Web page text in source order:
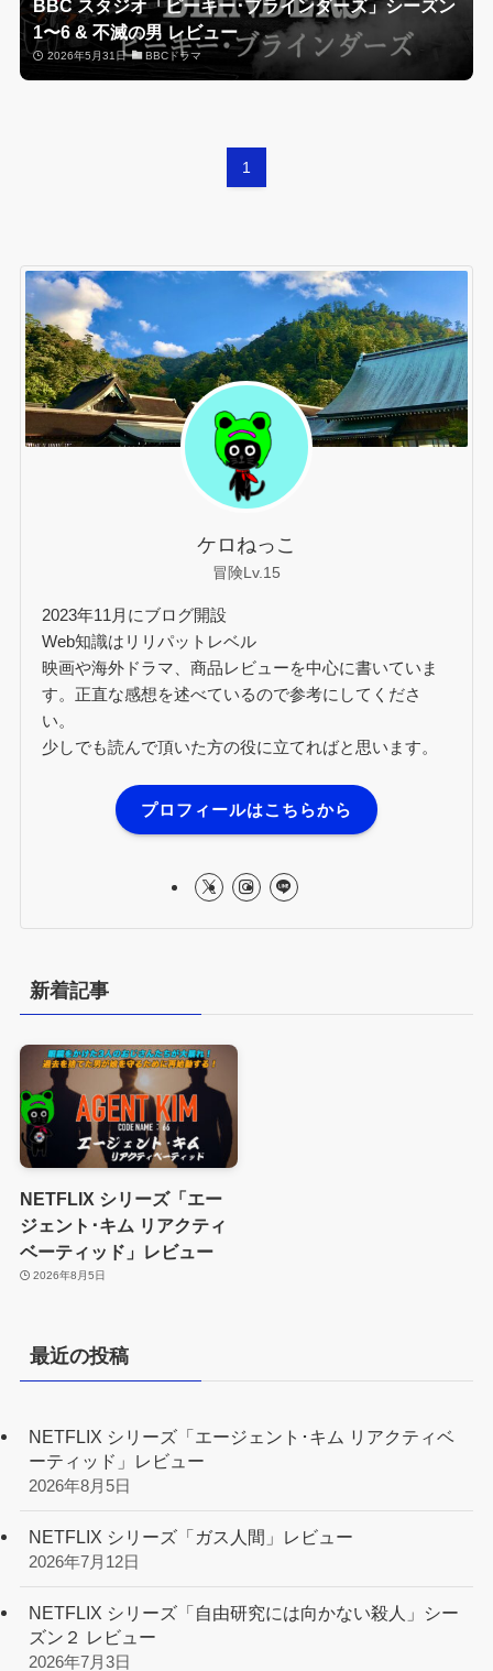
BBC スタジオ「ピーキー･ブラインダーズ」シーズン
1〜6 & 不滅の男 レビュー
2026年5月31日 BBCドラマ
1
ケロねっこ
冒険Lv.15
2023年11月にブログ開設
Web知識はリリパットレベル
映画や海外ドラマ、商品レビューを中心に書いていま
す。正直な感想を述べているので参考にしてくださ
い。
少しでも読んで頂いた方の役に立てればと思います。
プロフィールはこちらから
新着記事
NETFLIX シリーズ「エー
ジェント･キム リアクティ
ベーティッド」レビュー
2026年8月5日
最近の投稿
NETFLIX シリーズ「エージェント･キム リアクティベ
ーティッド」レビュー
2026年8月5日
NETFLIX シリーズ「ガス人間」レビュー
2026年7月12日
NETFLIX シリーズ「自由研究には向かない殺人」シー
ズン２ レビュー
2026年7月3日